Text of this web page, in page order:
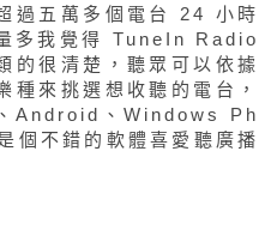
過五萬多個電台 24 小時
多我覺得 TuneIn Radio
的很清楚，聽眾可以依據
種來挑選想收聽的電台，
Android、Windows Ph
個不錯的軟體喜愛聽廣播